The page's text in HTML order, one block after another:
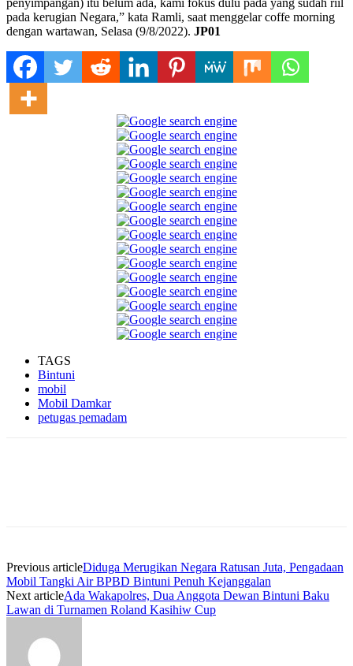
penyimpangan) itu belum ada, kami fokus dulu pada yang sudah riil
pada kerugian Negara,” kata Ramli, saat menggelar coffe morning
dengan wartawan, Selasa (9/8/2022). JP01
TAGS
Bintuni
mobil
Mobil Damkar
petugas pemadam
Previous articleDiduga Merugikan Negara Ratusan Juta, Pengadaan
Mobil Tangki Air BPBD Bintuni Penuh Kejanggalan
Next articleAda Wakapolres, Dua Anggota Dewan Bintuni Baku
Lawan di Turnamen Roland Kasihiw Cup